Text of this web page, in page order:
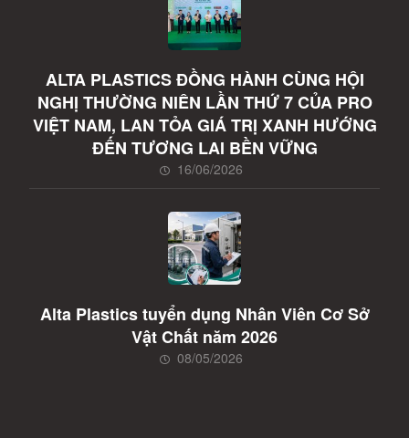
ALTA PLASTICS ĐỒNG HÀNH CÙNG HỘI
NGHỊ THƯỜNG NIÊN LẦN THỨ 7 CỦA PRO
VIỆT NAM, LAN TỎA GIÁ TRỊ XANH HƯỚNG
ĐẾN TƯƠNG LAI BỀN VỮNG
16/06/2026
Alta Plastics tuyển dụng Nhân Viên Cơ Sở
Vật Chất năm 2026
08/05/2026